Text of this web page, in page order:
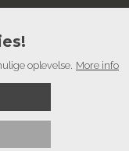
oplevelse. More info